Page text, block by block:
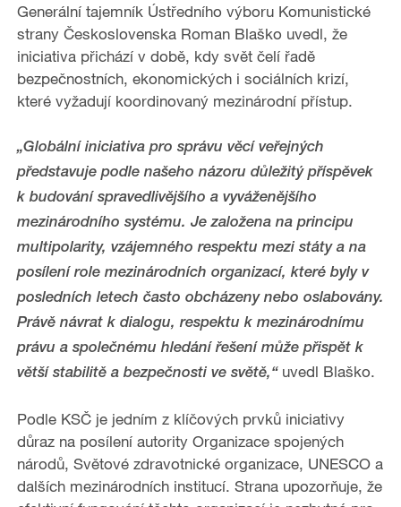
e
o
Generální tajemník Ústředního výboru Komunistické
strany Československa Roman Blaško uvedl, že
iniciativa přichází v době, kdy svět čelí řadě
bezpečnostních, ekonomických i sociálních krizí,
které vyžadují koordinovaný mezinárodní přístup.
„Globální iniciativa pro správu věcí veřejných
představuje podle našeho názoru důležitý příspěvek
k budování spravedlivějšího a vyváženějšího
mezinárodního systému. Je založena na principu
multipolarity, vzájemného respektu mezi státy a na
posílení role mezinárodních organizací, které byly v
posledních letech často obcházeny nebo oslabovány.
Právě návrat k dialogu, respektu k mezinárodnímu
právu a společnému hledání řešení může přispět k
větší stabilitě a bezpečnosti ve světě,“ uvedl Blaško.
Podle KSČ je jedním z klíčových prvků iniciativy
důraz na posílení autority Organizace spojených
národů, Světové zdravotnické organizace, UNESCO a
dalších mezinárodních institucí. Strana upozorňuje, že